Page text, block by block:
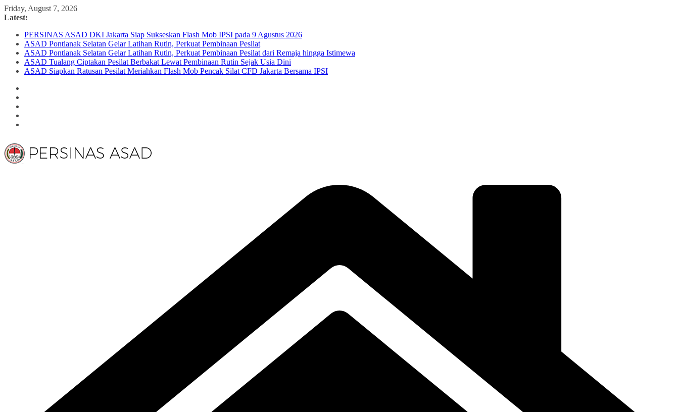
Skip
to
Friday, August 7, 2026
Latest:
PERSINAS ASAD DKI Jakarta Siap Sukseskan Flash Mob IPSI pada 9 Agustus 2026
ASAD Pontianak Selatan Gelar Latihan Rutin, Perkuat Pembinaan Pesilat
ASAD Pontianak Selatan Gelar Latihan Rutin, Perkuat Pembinaan Pesilat dari Remaja hingga Istimewa
ASAD Tualang Ciptakan Pesilat Berbakat Lewat Pembinaan Rutin Sejak Usia Dini
ASAD Siapkan Ratusan Pesilat Meriahkan Flash Mob Pencak Silat CFD Jakarta Bersama IPSI